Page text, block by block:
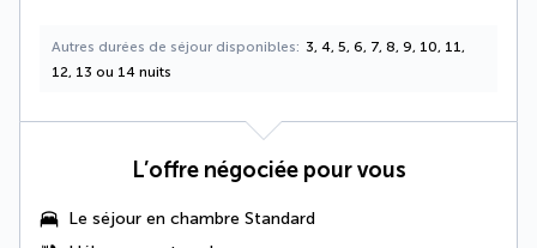
Autres durées de séjour disponibles
3, 4, 5, 6, 7, 8, 9, 10, 11,
12, 13 ou 14 nuits
L’offre négociée pour vous
Le séjour en chambre Standard